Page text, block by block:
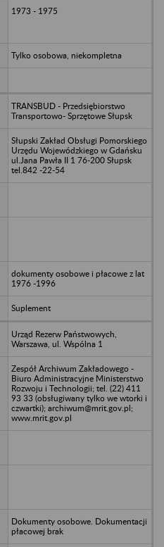
1973 - 1975
Tylko osobowa, niekompletna
TRANSBUD - Przedsiębiorstwo
Transportowo- Sprzętowe Słupsk
Słupski Zakład Obsługi Pomorskiego
Urzędu Wojewódzkiego w Gdańsku
ul.Jana Pawła II 1 76-200 Słupsk
tel.842 -22-54
dokumenty osobowe i płacowe z lat
1976 -1996
Suplement
Urząd Rezerw Państwowych,
Warszawa, ul. Wspólna 1
Zespół Archiwum Zakładowego -
Biuro Administracyjne Ministerstwo
Rozwoju i Technologii; tel. (22) 411
93 33 (obsługiwany tylko we wtorki i
czwartki); archiwum@mrit.gov.pl;
www.mrit.gov.pl
Dokumenty osobowe. Dokumentacji
płacowej brak